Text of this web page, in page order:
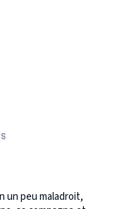
un peu maladroit,